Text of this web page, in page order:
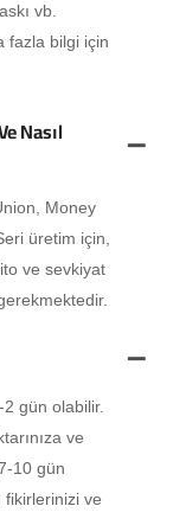
vb.
fazla bilgi için
Nasıl
Money
üretim için,
ve sevkiyat
2 gün olabilir.
ve
10 gün
ve